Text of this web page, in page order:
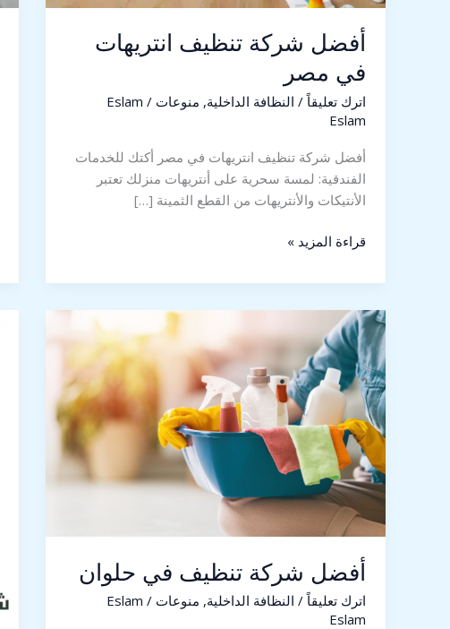
أفضل شركة تنظيف انتريهات
في مصر
اترك تعليقاً / النظافة الداخلية, منوعات /
Eslam
Eslam
أفضل شركة تنظيف انتريهات في مصر أكتك للخدمات
الفندقية: لمسة سحرية على أنتريهات منزلك تعتبر
الأنتيكات والأنتريهات من القطع الثمينة […]
قراءة المزيد »
أفضل شركة تنظيف في حلوان
اترك تعليقاً / النظافة الداخلية, منوعات /
Eslam
Eslam
أفضل
شركة
تنظيف
في
حلوان